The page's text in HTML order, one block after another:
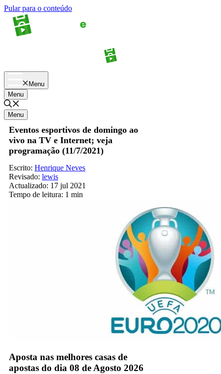
Pular para o conteúdo
Menu
Menu
Menu
Eventos esportivos de domingo ao
vivo na TV e Internet; veja
programação (11/7/2021)
Escrito: Henrique Neves
Revisado: lewis
Actualizado: 17 jul 2021
Tempo de leitura: 1 min
Aposta nas melhores casas de
apostas do dia 08 de Agosto 2026